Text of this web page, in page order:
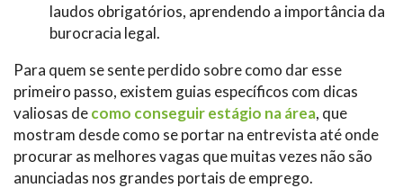
laudos obrigatórios, aprendendo a importância da
burocracia legal.
Para quem se sente perdido sobre como dar esse
primeiro passo, existem guias específicos com dicas
valiosas decomo conseguir estágio na área, que
mostram desde como se portar na entrevista até onde
procurar as melhores vagas que muitas vezes não são
anunciadas nos grandes portais de emprego.